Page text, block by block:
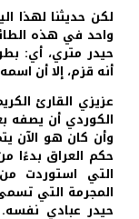
لكن حديثنا
واحد في هذه
حيدر متري، أي:
أنه قزم، إلا أن
عزيزي القارئ
الكوردي أن يصفه
وأن كان هو الآن
حكم العراق بدءًا
التي استوردت
المجرمة التي
حيدر عبادي